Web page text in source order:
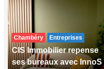
Chambéry Entreprises
CIS Immobilier repense
ses bureaux avec InnoS